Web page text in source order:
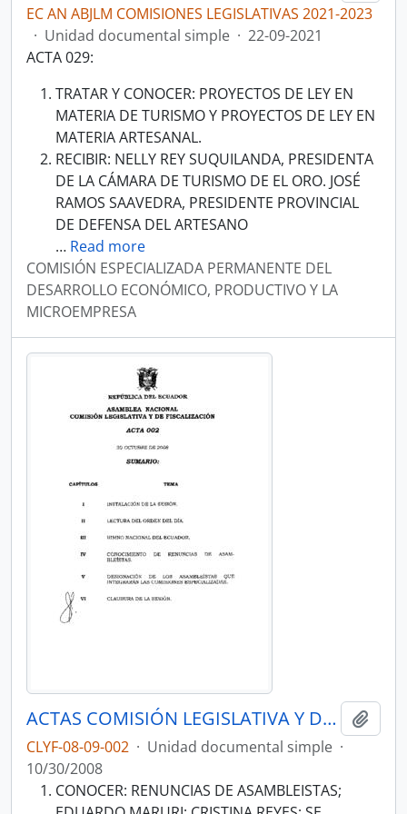
EC AN ABJLM COMISIONES LEGISLATIVAS 2021-2023
· Unidad documental simple · 22-09-2021
ACTA 029:
TRATAR Y CONOCER: PROYECTOS DE LEY EN
MATERIA DE TURISMO Y PROYECTOS DE LEY EN
MATERIA ARTESANAL.
RECIBIR: NELLY REY SUQUILANDA, PRESIDENTA
DE LA CÁMARA DE TURISMO DE EL ORO. JOSÉ
RAMOS SAAVEDRA, PRESIDENTE PROVINCIAL
DE DEFENSA DEL ARTESANO
… Read more
COMISIÓN ESPECIALIZADA PERMANENTE DEL
DESARROLLO ECONÓMICO, PRODUCTIVO Y LA
MICROEMPRESA
ACTAS COMISIÓN LEGISLATIVA Y DE FISCALIZACIÓN 2008-2009
CLYF-08-09-002 · Unidad documental simple ·
10/30/2008
CONOCER: RENUNCIAS DE ASAMBLEISTAS;